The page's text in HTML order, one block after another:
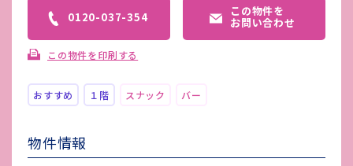
0120-037-354 この物件を
お問い合わせ
この物件を印刷する
おすすめ １階 スナック バー
物件情報